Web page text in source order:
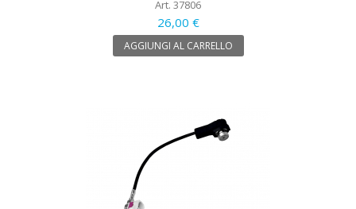
Art. 37806
26,00 €
AGGIUNGI AL CARRELLO